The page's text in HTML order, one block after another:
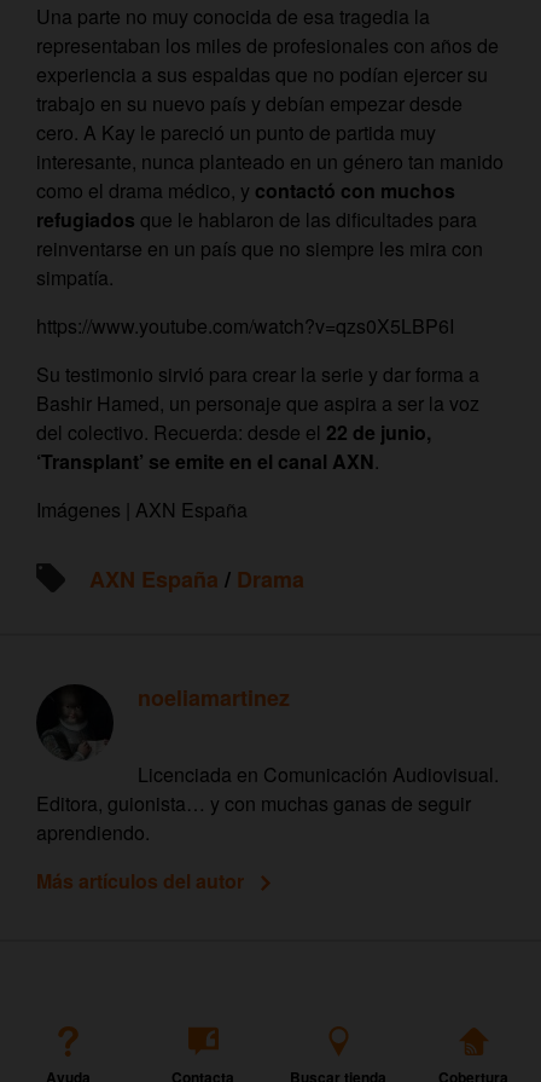
Una parte no muy conocida de esa tragedia la
representaban los miles de profesionales con años de
experiencia a sus espaldas que no podían ejercer su
trabajo en su nuevo país y debían empezar desde
cero. A Kay le pareció un punto de partida muy
interesante, nunca planteado en un género tan manido
como el drama médico, y contactó con muchos
refugiados que le hablaron de las dificultades para
reinventarse en un país que no siempre les mira con
simpatía.
https://www.youtube.com/watch?v=qzs0X5LBP6I
Su testimonio sirvió para crear la serie y dar forma a
Bashir Hamed, un personaje que aspira a ser la voz
del colectivo. Recuerda: desde el 22 de junio,
‘Transplant’ se emite en el canal AXN.
Imágenes | AXN España
AXN España / Drama
noeliamartinez
Licenciada en Comunicación Audiovisual.
Editora, guionista… y con muchas ganas de seguir
aprendiendo.
Más artículos del autor
Ayuda Contacta Buscar tienda Cobertura